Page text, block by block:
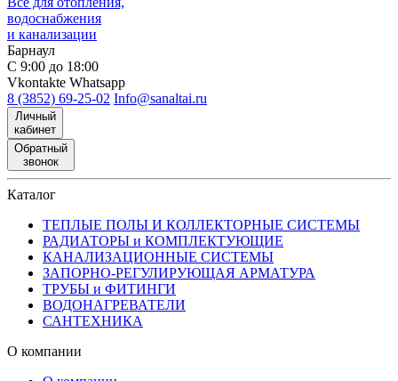
водоснабжения
и канализации
Барнаул
С 9:00 до 18:00
Vkontakte Whatsapp
8 (3852) 69-25-02 Info@sanaltai.ru
Личный
кабинет
Обратный
звонок
Каталог
ТЕПЛЫЕ ПОЛЫ И КОЛЛЕКТОРНЫЕ СИСТЕМЫ
РАДИАТОРЫ и КОМПЛЕКТУЮЩИЕ
КАНАЛИЗАЦИОННЫЕ СИСТЕМЫ
ЗАПОРНО-РЕГУЛИРУЮЩАЯ АРМАТУРА
ТРУБЫ и ФИТИНГИ
ВОДОНАГРЕВАТЕЛИ
САНТЕХНИКА
О компании